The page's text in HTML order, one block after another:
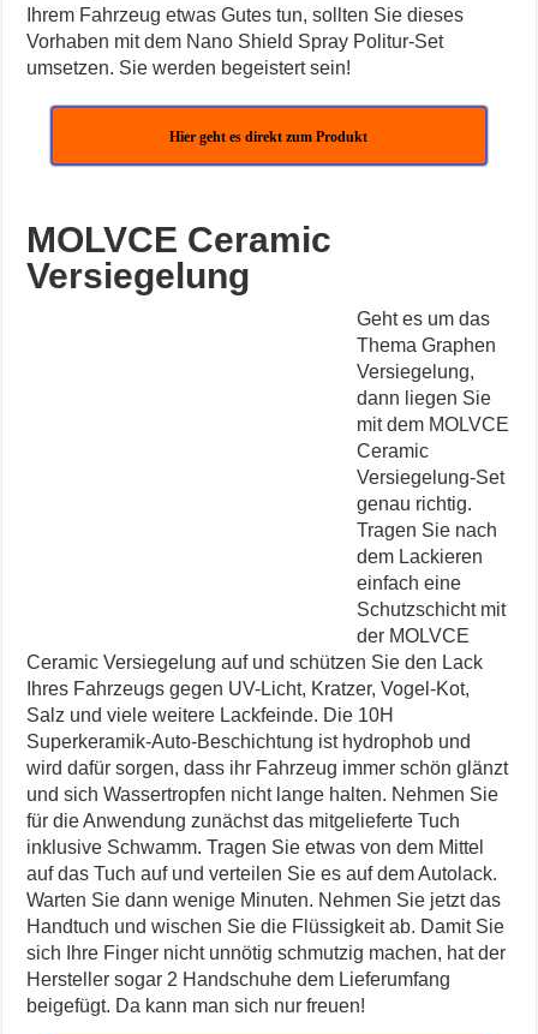
Ihrem Fahrzeug etwas Gutes tun, sollten Sie dieses
Vorhaben mit dem Nano Shield Spray Politur-Set
umsetzen. Sie werden begeistert sein!
Hier geht es direkt zum Produkt
MOLVCE Ceramic
Versiegelung
Geht es um das
Thema Graphen
Versiegelung,
dann liegen Sie
mit dem MOLVCE
Ceramic
Versiegelung-Set
genau richtig.
Tragen Sie nach
dem Lackieren
einfach eine
Schutzschicht mit
der MOLVCE
Ceramic Versiegelung auf und schützen Sie den Lack
Ihres Fahrzeugs gegen UV-Licht, Kratzer, Vogel-Kot,
Salz und viele weitere Lackfeinde. Die 10H
Superkeramik-Auto-Beschichtung ist hydrophob und
wird dafür sorgen, dass ihr Fahrzeug immer schön glänzt
und sich Wassertropfen nicht lange halten. Nehmen Sie
für die Anwendung zunächst das mitgelieferte Tuch
inklusive Schwamm. Tragen Sie etwas von dem Mittel
auf das Tuch auf und verteilen Sie es auf dem Autolack.
Warten Sie dann wenige Minuten. Nehmen Sie jetzt das
Handtuch und wischen Sie die Flüssigkeit ab. Damit Sie
sich Ihre Finger nicht unnötig schmutzig machen, hat der
Hersteller sogar 2 Handschuhe dem Lieferumfang
beigefügt. Da kann man sich nur freuen!